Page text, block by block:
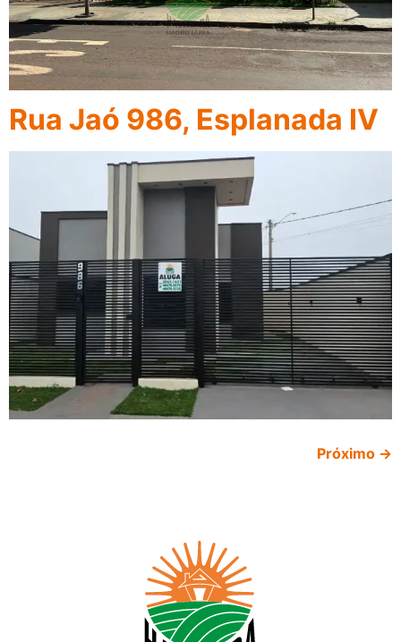
Rua Jaó 986, Esplanada IV
Próximo →